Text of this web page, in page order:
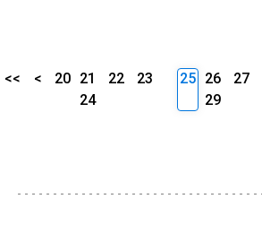
<< < 20 21 22
23
24
25 26 27
29